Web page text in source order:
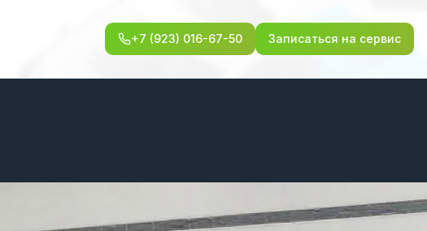
+7 (923) 016-67-50 Записаться на сервис